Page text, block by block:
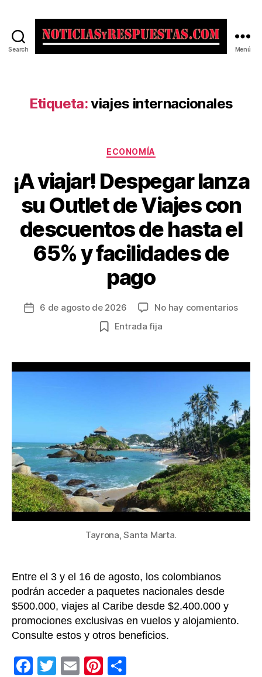
Search Menú
Etiqueta:viajes internacionales
Categorías
ECONOMÍA
¡A viajar! Despegar lanza
su Outlet de Viajes con
descuentos de hasta el
65% y facilidades de
pago
Fecha6 de agosto de 2026 No hay comentariosen
su
con
de
hasta
el
65%
y
Entrada fija
Tayrona, Santa Marta.
Entre el 3 y el 16 de agosto, los colombianos
podrán acceder a paquetes nacionales desde
$500.000, viajes al Caribe desde $2.400.000 y
promociones exclusivas en vuelos y alojamiento.
Consulte estos y otros beneficios.
F
T
E
Pi